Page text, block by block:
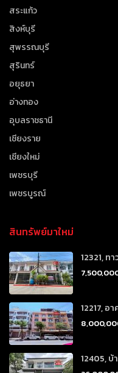
สระแก้ว
สิงห์บุรี
สุพรรณบุรี
สุรินทร์
อยุธยา
อ่างทอง
อุบลราชธานี
เชียงราย
เชียงใหม่
เพชรบุรี
เพชรบูรณ์
สินทรัพย์มาใหม่
12321, ท
12217, อ
12405, บ้